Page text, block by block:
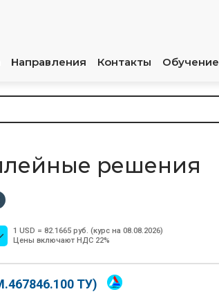
Направления Контакты Обучение
решения
1 USD = 82.1665 руб. (курс на 08.08.2026)
Цены включают НДС 22%
ТУ)